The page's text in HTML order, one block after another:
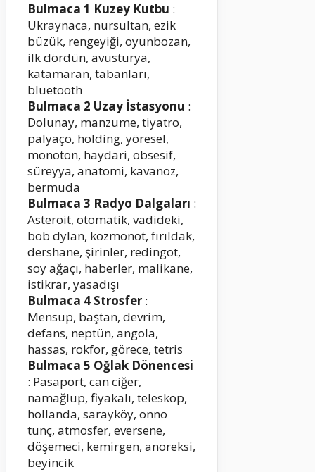
Bulmaca 1 Kuzey Kutbu :
Ukraynaca, nursultan, ezik
büzük, rengeyiği, oyunbozan,
ilk dördün, avusturya,
katamaran, tabanları,
bluetooth
Bulmaca 2 Uzay İstasyonu :
Dolunay, manzume, tiyatro,
palyaço, holding, yöresel,
monoton, haydari, obsesif,
süreyya, anatomi, kavanoz,
bermuda
Bulmaca 3 Radyo Dalgaları :
Asteroit, otomatik, vadideki,
bob dylan, kozmonot, fırıldak,
dershane, şirinler, redingot,
soy ağaçı, haberler, malikane,
istikrar, yasadışı
Bulmaca 4 Strosfer :
Mensup, baştan, devrim,
defans, neptün, angola,
hassas, rokfor, görece, tetris
Bulmaca 5 Oğlak Dönencesi
: Pasaport, can ciğer,
namağlup, fiyakalı, teleskop,
hollanda, sarayköy, onno
tunç, atmosfer, eversene,
döşemeci, kemirgen, anoreksi,
beyincik